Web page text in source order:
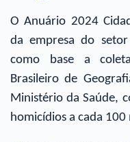
O Anuário 2024
da empresa do
como base a
Brasileiro de
Ministério da Saúde,
homicídios a cada